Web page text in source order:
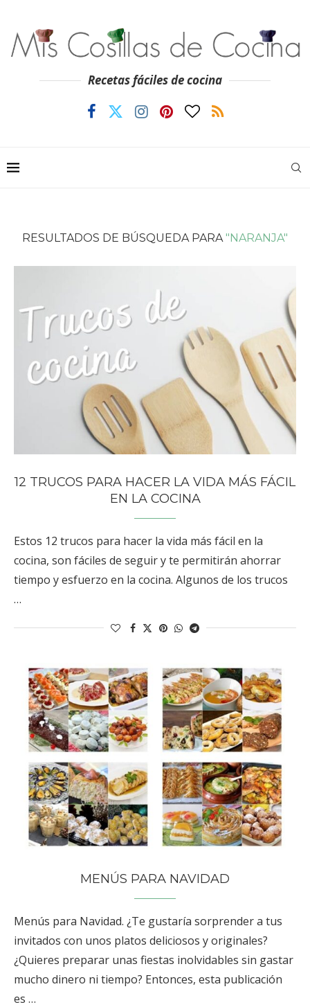
Recetas fáciles de cocina
RESULTADOS DE BÚSQUEDA PARA "NARANJA"
12 TRUCOS PARA HACER LA VIDA MÁS FÁCIL
EN LA COCINA
Estos 12 trucos para hacer la vida más fácil en la
cocina, son fáciles de seguir y te permitirán ahorrar
tiempo y esfuerzo en la cocina. Algunos de los trucos
…
MENÚS PARA NAVIDAD
Menús para Navidad. ¿Te gustaría sorprender a tus
invitados con unos platos deliciosos y originales?
¿Quieres preparar unas fiestas inolvidables sin gastar
mucho dinero ni tiempo? Entonces, esta publicación
es …